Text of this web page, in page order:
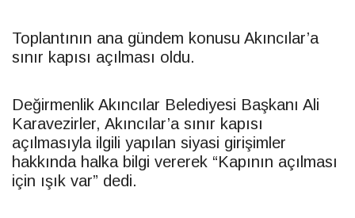
Toplantının ana gündem konusu Akıncılar’a
sınır kapısı açılması oldu.
Değirmenlik Akıncılar Belediyesi Başkanı Ali
Karavezirler, Akıncılar’a sınır kapısı
açılmasıyla ilgili yapılan siyasi girişimler
hakkında halka bilgi vererek “Kapının açılması
için ışık var” dedi.